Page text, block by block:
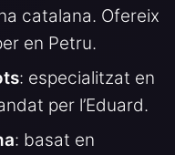
catalana. Ofereix
en Petru.
: especialitzat en
per l’Eduard.
: basat en